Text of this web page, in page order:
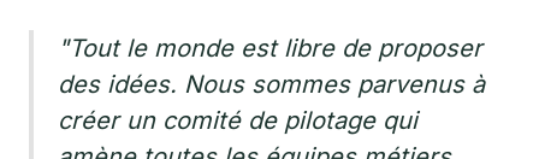
"Tout le monde est libre de proposer
des idées. Nous sommes parvenus à
créer un comité de pilotage qui